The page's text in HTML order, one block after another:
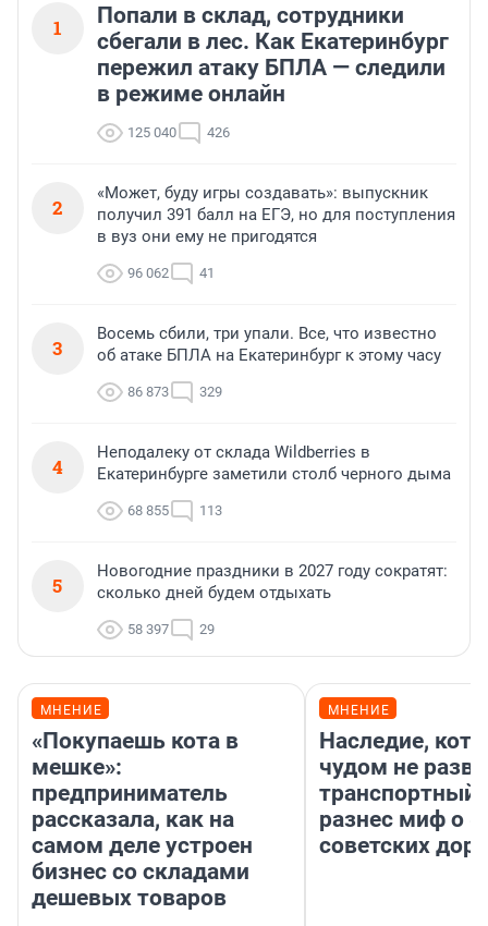
1
Попали в склад, сотрудники
сбегали в лес. Как Екатеринбург
пережил атаку БПЛА — следили
в режиме онлайн
125 040 426
2
«Может, буду игры создавать»: выпускник
получил 391 балл на ЕГЭ, но для поступления
в вуз они ему не пригодятся
96 062 41
3
Восемь сбили, три упали. Все, что известно
об атаке БПЛА на Екатеринбург к этому часу
86 873 329
4
Неподалеку от склада Wildberries в
Екатеринбурге заметили столб черного дыма
68 855 113
5
Новогодние праздники в 2027 году сократят:
сколько дней будем отдыхать
58 397 29
МНЕНИЕ
«Покупаешь кота в
мешке»:
предприниматель
рассказала, как на
самом деле устроен
бизнес со складами
дешевых товаров
МНЕНИЕ
Наследие,
чудом не
транспортный
разнес миф о
советских